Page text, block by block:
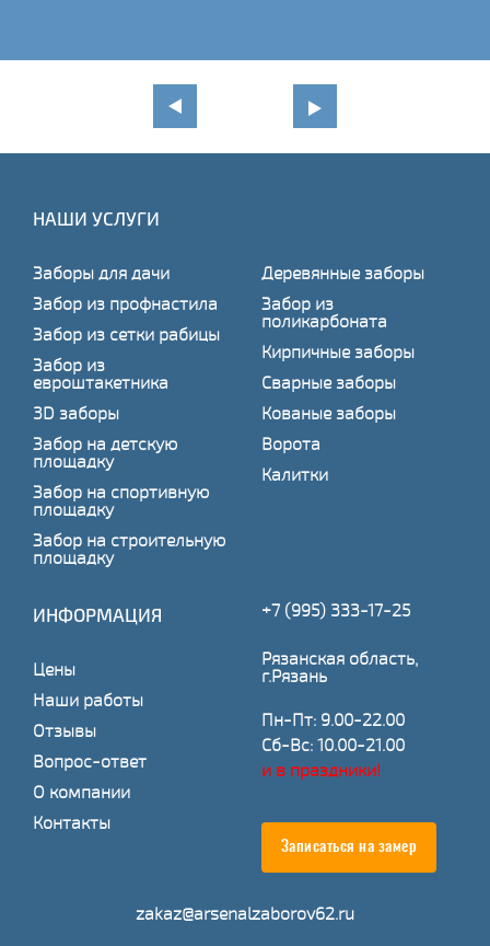
НАШИ УСЛУГИ
Заборы для дачи
Забор из профнастила
Забор из сетки рабицы
Забор из
евроштакетника
3D заборы
Забор на детскую
площадку
Забор на спортивную
площадку
Забор на строительную
площадку
Деревянные заборы
Забор из
поликарбоната
Кирпичные заборы
Сварные заборы
Кованые заборы
Ворота
Калитки
ИНФОРМАЦИЯ
Цены
Наши работы
Отзывы
Вопрос-ответ
О компании
Контакты
+7 (995) 333-17-25
Рязанская область,
г.Рязань
Пн-Пт: 9.00-22.00
Сб-Вс: 10.00-21.00
и в праздники!
Записаться на замер
zakaz@arsenalzaborov62.ru